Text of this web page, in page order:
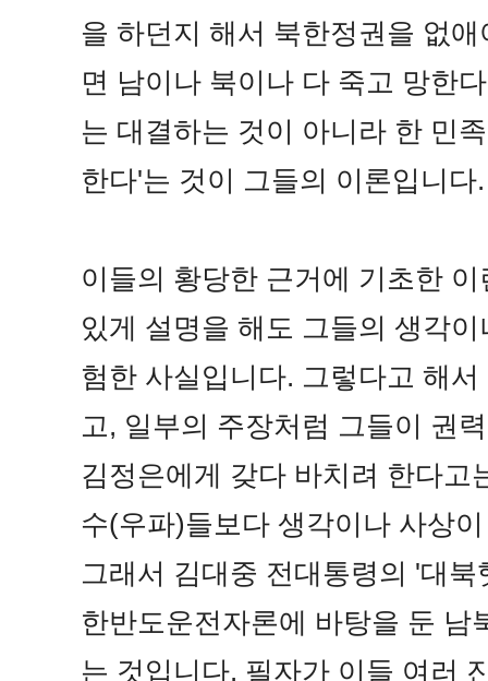
을 하던지 해서 북한정권을 없
면 남이나 북이나 다 죽고 망한
는 대결하는 것이 아니라 한 민
한다'는 것이 그들의 이론입니
이들의 황당한 근거에 기초한
있게 설명을 해도 그들의 생각
험한 사실입니다. 그렇다고 해
고, 일부의 주장처럼 그들이 권
김정은에게 갖다 바치려 한다고
수(우파)들보다 생각이나 사상
그래서 김대중 전대통령의 '대
한반도운전자론에 바탕을 둔 남
는 것입니다. 필자가 이들 여러